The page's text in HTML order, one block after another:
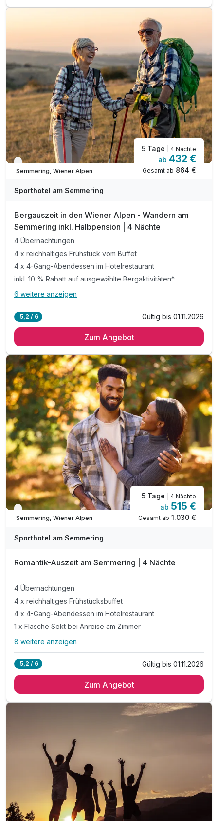
1 x Berg- & Talfahrt am Hirschenkogel Semmering*
1 x Mountaincart pro Person***
inkl. 2 Kinder gratis bis 15 Jahre****
inkl. Wanderkarte mit den schönsten Routen
inkl. Nutzung der Wellnesseinrichtung
inkl. Parkplatz- und W-LAN Nutzung
Tipp: Einkehrschwung im Liechtensteinhaus
Nur noch bis Oktober
Semmering, Wiener Alpen
5 Tage | 4 Nächte
ab 432 €
Gesamt ab 864 €
Sporthotel am Semmering
Bergauszeit in den Wiener Alpen - Wandern am
Semmering inkl. Halbpension | 4 Nächte
4 Übernachtungen
4 x reichhaltiges Frühstück vom Buffet
4 x 4-Gang-Abendessen im Hotelrestaurant
inkl. 10 % Rabatt auf ausgewählte Bergaktivitäten*
Alle Inklusivleistungen
4 x reichhaltiges Frühstück vom Buffet
inkl. 10 % Rabatt auf ausgewählte Bergaktivitäten*
inkl. Nutzung der Wellnesseinrichtung mit Saunas
inkl. Nutzung des Fitnessraums
inkl. W-LAN Nutzung & Parkplatz
Tipp 1: Klettern im Waldseilgarten
Tipp 2: Mountaincarts im Bikepark Semmering
Tipp 3: Einkehrschwung im Liechtensteinhaus
6 weitere anzeigen
5,2 / 6 Gültig bis 01.11.2026
Zum Angebot
Nur noch bis Oktober
Semmering, Wiener Alpen
5 Tage | 4 Nächte
ab 515 €
Gesamt ab 1.030 €
Sporthotel am Semmering
Romantik-Auszeit am Semmering | 4 Nächte
4 Übernachtungen
4 x reichhaltiges Frühstücksbuffet
4 x 4-Gang-Abendessen im Hotelrestaurant
1 x Flasche Sekt bei Anreise am Zimmer
Alle Inklusivleistungen
4 x reichhaltiges Frühstücksbuffet
1 x Flasche Sekt bei Anreise am Zimmer
inkl. Nutzung der Wellnesseinrichtungen
inkl. Nutzung des Fitnessbereiches
inkl. Leihbademantel für den Aufenthalt
inkl. Parkplatz & W-LAN Nutzung
Tipp: Bikepark Semmering
Tipp: Einkehrschwung im Liechtensteinhaus
8 weitere anzeigen
5,2 / 6 Gültig bis 01.11.2026
Zum Angebot